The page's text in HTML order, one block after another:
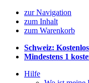
zur Navigation
zum Inhalt
zum Warenkorb
Schweiz:
Mindestens 1
Hilfe